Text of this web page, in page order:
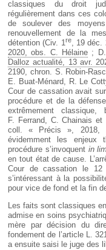
classiques du droit
régulièrement dans ces
de soulever des
renouvellement de la
détention (Civ. 1re, 19 déc.
2020, obs. C. Hélaine ;
Dalloz actualité, 13 avr.
2190, chron. S. Robin-
E. Buat-Ménard, R. Le
Cour de cassation avait
procédure et de la
extrêmement
F. Ferrand, C. Chainais et
coll. « Précis », 2018,
évidemment les enjeux
procédure s’invoquent in
en tout état de cause.
Cour de cassation le 12
s’intéressant à la
pour vice de fond et la fin
Les faits sont classiques
admise en soins
mère par décision du
fondement de l’article L.
a ensuite saisi le juge des